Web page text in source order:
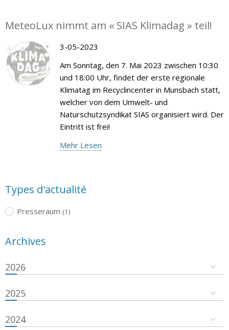
MeteoLux nimmt am « SIAS Klimadag » teil!
3-05-2023
Am Sonntag, den 7. Mai 2023 zwischen 10:30
und 18:00 Uhr, findet der erste regionale
Klimatag im Recyclincenter in Munsbach statt,
welcher von dem Umwelt- und
Naturschutzsyndikat SIAS organisiert wird. Der
Eintritt ist frei!
Mehr Lesen
Types d'actualité
Presseraum (1)
Archives
2026
2025
2024